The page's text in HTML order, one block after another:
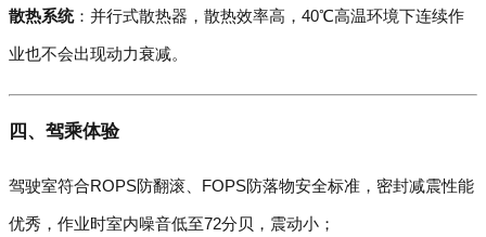
散热系统：并行式散热器，散热效率高，40℃高温环境下连续作
业也不会出现动力衰减。
四、驾乘体验
驾驶室符合ROPS防翻滚、FOPS防落物安全标准，密封减震性能
优秀，作业时室内噪音低至72分贝，震动小；